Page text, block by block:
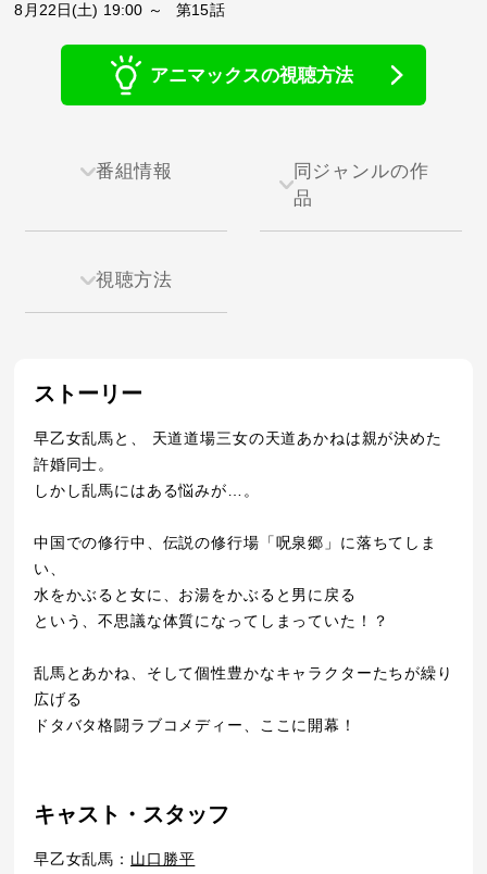
8月22日(土) 19:00 ～ 第15話
アニマックスの視聴方法
番組情報
同ジャンルの作
品
視聴方法
ストーリー
早乙女乱馬と、 天道道場三女の天道あかねは親が決めた
許婚同士。
しかし乱馬にはある悩みが…。
中国での修行中、伝説の修行場「呪泉郷」に落ちてしま
い、
水をかぶると女に、お湯をかぶると男に戻る
という、不思議な体質になってしまっていた！？
乱馬とあかね、そして個性豊かなキャラクターたちが繰り
広げる
ドタバタ格闘ラブコメディー、ここに開幕！
キャスト・スタッフ
早乙女乱馬： 山口勝平